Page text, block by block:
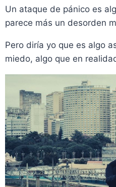
Un ataque de pánico es
parece más un desorden
Pero diría yo que es algo
miedo, algo que en